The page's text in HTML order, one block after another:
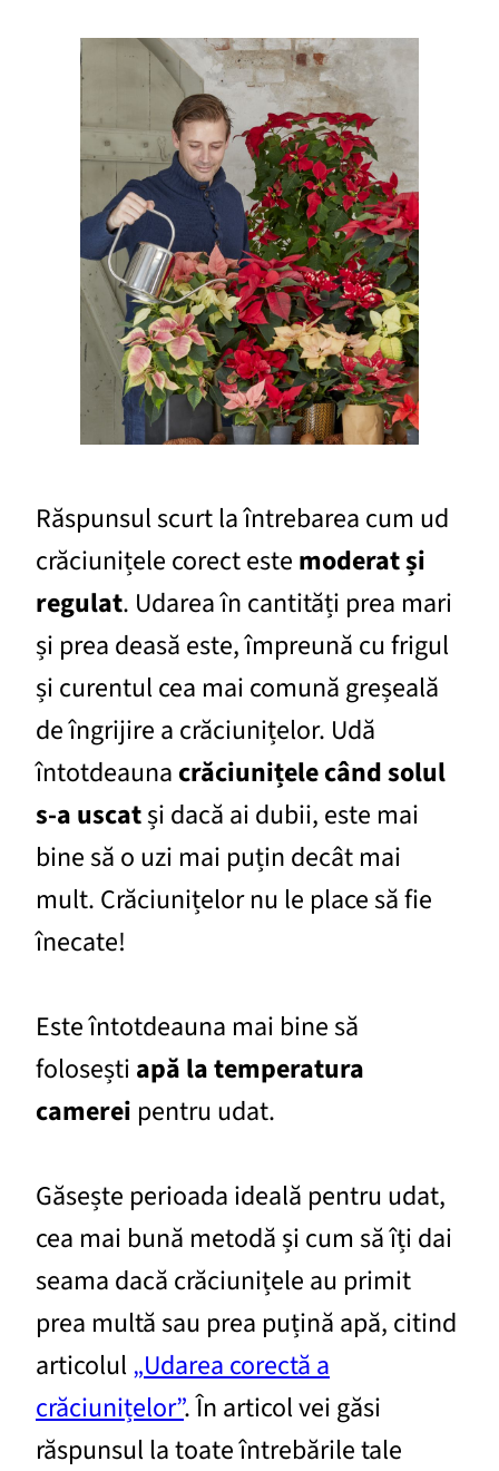
Răspunsul scurt la întrebarea cum ud
crăciunițele corect este moderat și
regulat. Udarea în cantități prea mari
și prea deasă este, împreună cu frigul
și curentul cea mai comună greșeală
de îngrijire a crăciunițelor. Udă
întotdeauna crăciunițele când solul
s-a uscatși dacă ai dubii, este mai
bine să o uzi mai puțin decât mai
mult. Crăciunițelor nu le place să fie
înecate!
Este întotdeauna mai bine să
folosești apă la temperatura
camerei pentru udat.
Găsește perioada ideală pentru udat,
cea mai bună metodă și cum să îți dai
seama dacă crăciunițele au primit
prea multă sau prea puțină apă, citind
articolul„Udarea corectă a
crăciunițelor”. În articol vei găsi
răspunsul la toate întrebările tale